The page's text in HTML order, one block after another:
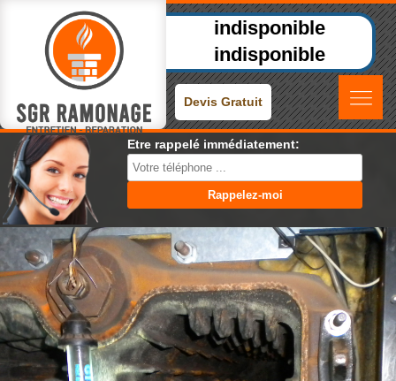
indisponible
indisponible
Devis Gratuit
Etre rappelé immédiatement: